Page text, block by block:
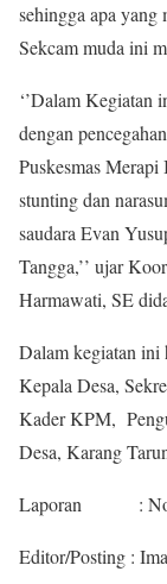
sehingga apa yang
Sekcam muda ini
‘’Dalam Kegiatan
dengan
Puskesmas
stunting dan
saudara Evan
Tangga,’’ ujar
Harmawati, SE
Dalam kegiatan ini
Kepala Desa,
Kader KPM,
Desa, Karang
Laporan :
Editor/Posting :